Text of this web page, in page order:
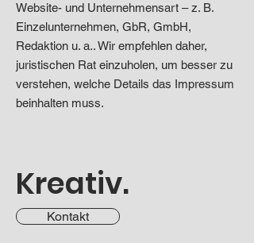
Website- und Unternehmensart – z. B.
Einzelunternehmen, GbR, GmbH,
Redaktion u. a.. Wir empfehlen daher,
juristischen Rat einzuholen, um besser zu
verstehen, welche Details das Impressum
beinhalten muss.
Kreativ.
Kontakt